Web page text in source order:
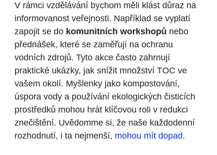
V rámci vzdělávání bychom měli klást ‍důraz na
informovanost veřejnosti. Například se vyplatí
zapojit se ⁣do komunitních workshopů nebo
přednášek, které se zaměřují‌ na ochranu
vodních zdrojů. Tyto akce často​ zahrnují
praktické ukázky, jak snížit množství TOC ve
vašem okolí. Myšlenky jako‌ kompostování,
úspora ⁢vody a používání ekologických ‍čisticích
‌prostředků mohou hrát klíčovou ‍roli v ​redukci
‍znečištění. Uvědomme si, že naše každodenní
‌rozhodnutí, i ‍ta nejmenší, ‍ mohou mít dopad.